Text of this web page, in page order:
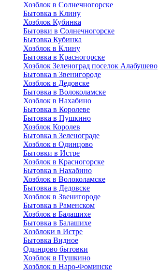
Хозблок в Солнечногорске
Бытовка в Клину
Хозблок Кубинка
Бытовки в Солнечногорске
Бытовка Кубинка
Хозблок в Клину
Бытовка в Красногорске
Хозблок Зеленоград поселок Алабушево
Бытовка в Звенигороде
Хозблок в Дедовске
Бытовка в Волоколамске
Хозблок в Нахабино
Бытовка в Королеве
Бытовкa в Пушкино
Хозблок Королев
Бытовка в Зеленограде
Хозблок в Одинцово
Бытовки в Истре
Хозблок в Красногорске
Бытовка в Нахабино
Хозблок в Волоколамске
Бытовкa в Дедовске
Хозблок в Звенигороде
Бытовка в Раменском
Хозблок в Балашихе
Бытовкa в Балашихе
Хозблоки в Истре
Бытовка Видное
Одинцово бытовки
Хозблок в Пушкино
Хозблок в Наро-Фоминске